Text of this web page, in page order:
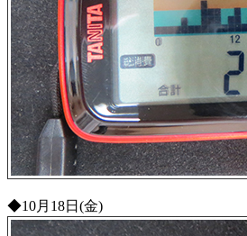
◆10月18日(金)